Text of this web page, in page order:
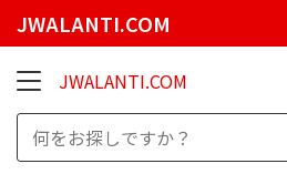
JWALANTI.COM
JWALANTI.COM